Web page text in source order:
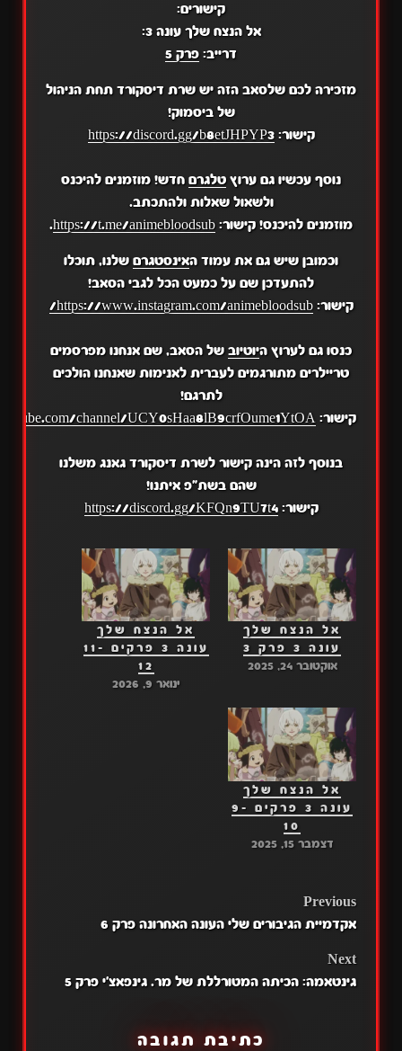
קישורים:
אל הנצח שלך עונה 3:
דרייב: פרק 5
מזכירה לכם שלסאב הזה יש שרת דיסקורד תחת הניהול
של ביסמוק!
קישור:https://discord.gg/b8etJHPYP3
נוסף עכשיו גם ערוץטלגרםחדש! מוזמנים להיכנס
ולשאול שאלות ולהתכתב.
מוזמנים להיכנס! קישור: https://t.me/animebloodsub
.
וכמובן שיש גם את עמוד האינסטגרםשלנו, תוכלו
להתעדכן שם על כמעט הכל לגבי הסאב!
קישור:https://www.instagram.com/animebloodsub/
כנסו גם לערוץ היוטיובשל הסאב, שם אנחנו מפרסמים
טריילרים מתורגמים לעברית לאנימות שאנחנו הולכים
לתרגם!
קישור: channel/UCY0sHaa8lB9crfOume1YtOA
בנוסף לזה הינה קישור לשרת דיסקורד גאנג משלנו
שהם בשת"פ איתנו!
קישור:https://discord.gg/KFQn9TU7t4
אל הנצח שלך
עונה 3 פרק 3
אוקטובר 24, 2025
אל הנצח שלך
עונה 3 פרקים 11-
12
ינואר 9, 2026
אל הנצח שלך
עונה 3 פרקים 9-
10
דצמבר 15, 2025
POST
Previous
אקדמיית הגיבורים שלי העונה האחרונה פרק 6
Next
גינטאמה: הכיתה המטורללת של מר. גינפאצ'י פרק 5
כתיבת תגובה